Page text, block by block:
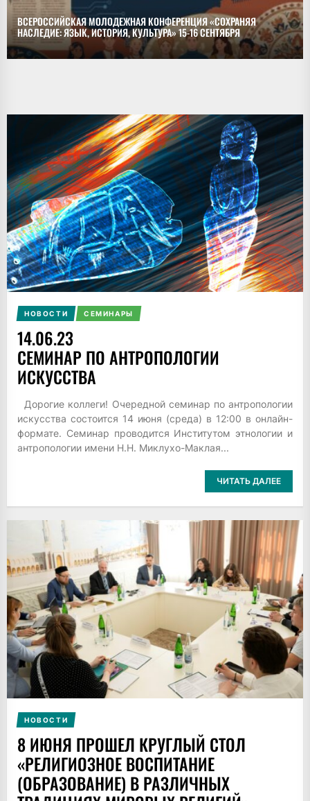
ВСЕРОССИЙСКАЯ МОЛОДЕЖНАЯ КОНФЕРЕНЦИЯ «СОХРАНЯЯ
НАСЛЕДИЕ: ЯЗЫК, ИСТОРИЯ, КУЛЬТУРА» 15-16 СЕНТЯБРЯ
НОВОСТИ СЕМИНАРЫ
14.06.23
CЕМИНАР ПО АНТРОПОЛОГИИ
ИСКУССТВА
Дорогие коллеги! Очередной семинар по антропологии
искусства состоится 14 июня (среда) в 12:00 в онлайн-
формате. Семинар проводится Институтом этнологии и
антропологии имени Н.Н. Миклухо-Маклая...
ЧИТАТЬ ДАЛЕЕ
НОВОСТИ
8 ИЮНЯ ПРОШЕЛ КРУГЛЫЙ СТОЛ
«РЕЛИГИОЗНОЕ ВОСПИТАНИЕ
(ОБРАЗОВАНИЕ) В РАЗЛИЧНЫХ